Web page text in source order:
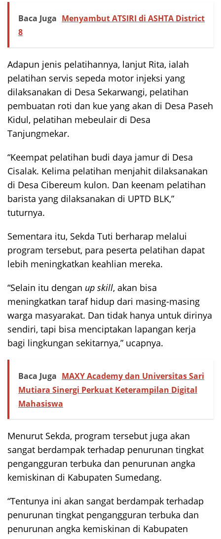
Baca Juga Menyambut ATSIRI di ASHTA District
8
Adapun jenis pelatihannya, lanjut Rita, ialah
pelatihan servis sepeda motor injeksi yang
dilaksanakan di Desa Sekarwangi, pelatihan
pembuatan roti dan kue yang akan di Desa Paseh
Kidul, pelatihan mebeulair di Desa
Tanjungmekar.
“Keempat pelatihan budi daya jamur di Desa
Cisalak. Kelima pelatihan menjahit dilaksanakan
di Desa Cibereum kulon. Dan keenam pelatihan
barista yang dilaksanakan di UPTD BLK,”
tuturnya.
Sementara itu, Sekda Tuti berharap melalui
program tersebut, para peserta pelatihan dapat
lebih meningkatkan keahlian mereka.
“Selain itu dengan up skill, akan bisa
meningkatkan taraf hidup dari masing-masing
warga masyarakat. Dan tidak hanya untuk dirinya
sendiri, tapi bisa menciptakan lapangan kerja
bagi lingkungan sekitarnya,” ucapnya.
Baca Juga MAXY Academy dan Universitas Sari
Mutiara Sinergi Perkuat Keterampilan Digital
Mahasiswa
Menurut Sekda, program tersebut juga akan
sangat berdampak terhadap penurunan tingkat
pengangguran terbuka dan penurunan angka
kemiskinan di Kabupaten Sumedang.
“Tentunya ini akan sangat berdampak terhadap
penurunan tingkat pengangguran terbuka dan
penurunan angka kemiskinan di Kabupaten